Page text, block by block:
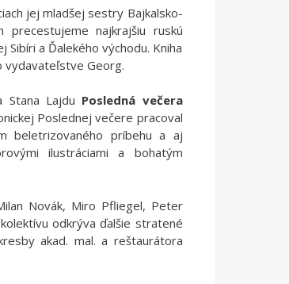
jej mladšej sestry Bajkalsko-
precestujeme najkrajšiu ruskú
a Ďalekého východu. Kniha
vydavateľstve Georg.
Lajdu Posledná večera
Poslednej večere pracoval
beletrizovaného príbehu a aj
ilustráciami a bohatým
Novák, Miro Pfliegel, Peter
odkrýva ďalšie stratené
akad. mal. a reštaurátora